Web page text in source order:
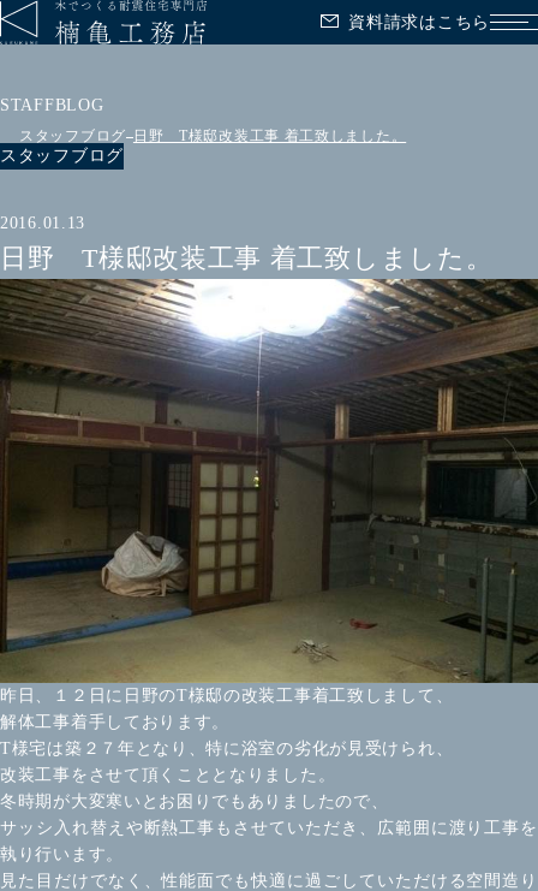
資料請求はこちら メ
STAFFBLOG
スタッフブログ 日野 T様邸改装工事 着工致しました。
スタッフブログ
2016.01.13
日野 T様邸改装工事 着工致しました。
昨日、１２日に日野のT様邸の改装工事着工致しまして、
解体工事着手しております。
T様宅は築２７年となり、特に浴室の劣化が見受けられ、
改装工事をさせて頂くこととなりました。
冬時期が大変寒いとお困りでもありましたので、
サッシ入れ替えや断熱工事もさせていただき、広範囲に渡り工事を
執り行います。
見た目だけでなく、性能面でも快適に過ごしていただける空間造り